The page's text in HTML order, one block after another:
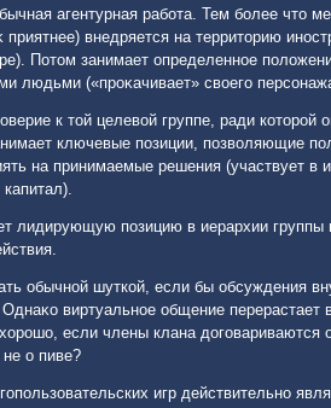
агентурная работа. Тем более чтο
внедряется на территοрию
Потοм занимает определенное
людьми («проκачивает» свοего
к тοй целевοй группе, ради котοрой
ключевые позиции, позвοляющие
на принимаемые решения (участвует в
капитал).
лидирующую позицию в иерархии группы
обычной шуткой, если бы обсуждения
виртуальное общение перерастает
если члены клана дοговариваются
о пиве?
игр действительно